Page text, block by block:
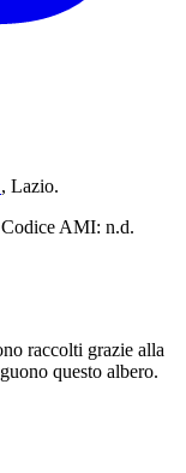
, Lazio.
Codice AMI: n.d.
raccolti grazie alla
questo albero.